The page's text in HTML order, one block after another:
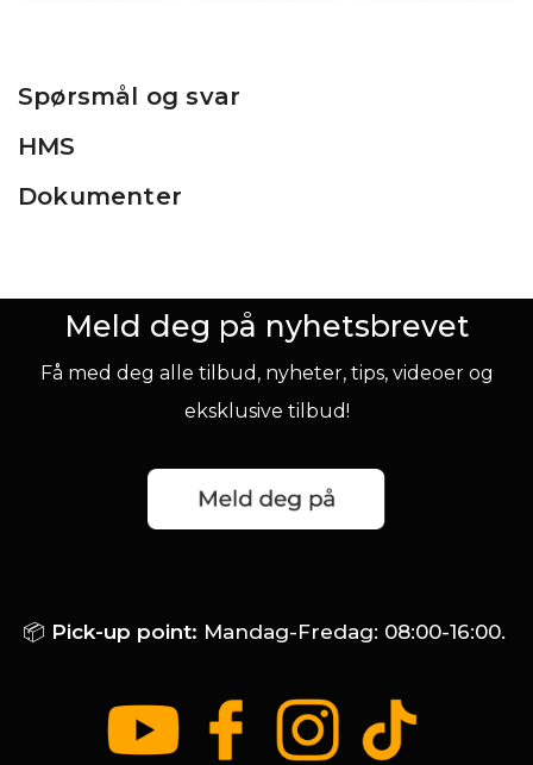
Spørsmål og svar
HMS
Dokumenter
Meld deg på nyhetsbrevet
Få med deg alle tilbud, nyheter, tips, videoer og
eksklusive tilbud!
📦 Pick-up point: Mandag-Fredag: 08:00-16:00.